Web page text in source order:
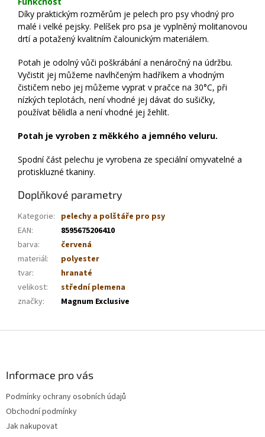
Díky praktickým rozměrům je pelech pro psy vhodný pro
malé i velké pejsky. Pelíšek pro psa je vyplněný molitanovou
drtí a potažený kvalitním čalounickým materiálem.
Potah je odolný vůči poškrábání a nenáročný na údržbu.
Vyčistit jej můžeme navlhčeným hadříkem a vhodným
čističem nebo jej můžeme vyprat v pračce na 30°C, při
nízkých teplotách, není vhodné jej dávat do sušičky,
používat bělidla a není vhodné jej žehlit.
Potah je vyroben z měkkého a jemného veluru.
Spodní část pelechu je vyrobena ze speciální omyvatelné a
protiskluzné tkaniny.
Doplňkové parametry
Kategorie: pelechy a polštáře pro psy
EAN:
8595675206410
barva:
červená
materiál:
polyester
tvar:
hranaté
velikost:
střední plemena
značky: Magnum Exclusive
Informace pro vás
Podmínky ochrany osobních údajů
Obchodní podmínky
Jak nakupovat